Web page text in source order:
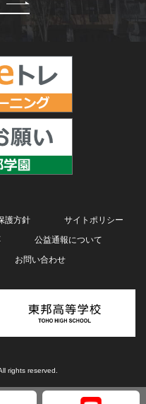
護方針
サイトポリシー
公益通報について
お問い合わせ
rights reserved.